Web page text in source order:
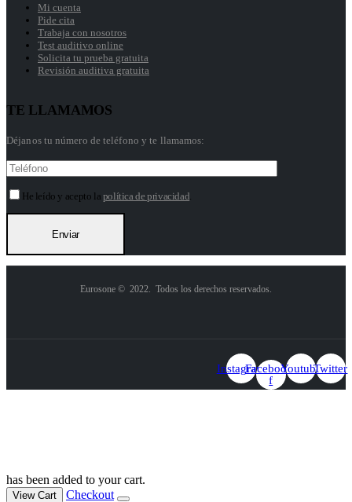
Mi cuenta
Pide cita
Trabaja con nosotros
Test auditivo online
Solicita tu prueba gratuita
Revisión auditiva gratuita
TE LLAMAMOS
Déjanos tu número de teléfono y te llamamos:
He leído y acepto la política de privacidad
Eurosone © 2022. Todos los derechos reservados.
InstagramFacebook-
f
YoutubeTwitter
has been added to your cart.
View Cart Checkout